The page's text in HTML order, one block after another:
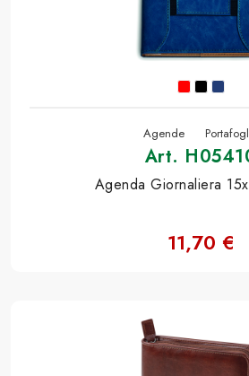
Agende
Art.
Agenda Giornaliera
11,70 €